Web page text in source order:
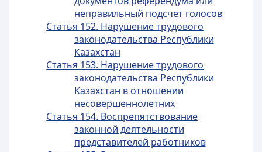
неправильный подсчет голосов
Статья 152. Нарушение трудового
законодательства Республики
Казахстан
Статья 153. Нарушение трудового
законодательства Республики
Казахстан в отношении
несовершеннолетних
Статья 154. Воспрепятствование
законной деятельности
представителей работников